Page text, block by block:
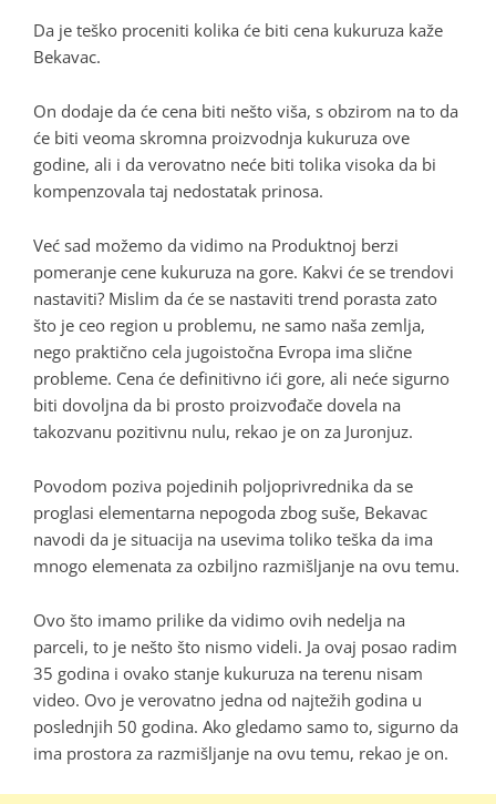
Da je teško proceniti kolika će biti cena kukuruza kaže
Bekavac.
On dodaje da će cena biti nešto viša, s obzirom na to da
će biti veoma skromna proizvodnja kukuruza ove
godine, ali i da verovatno neće biti tolika visoka da bi
kompenzovala taj nedostatak prinosa.
Već sad možemo da vidimo na Produktnoj berzi
pomeranje cene kukuruza na gore. Kakvi će se trendovi
nastaviti? Mislim da će se nastaviti trend porasta zato
što je ceo region u problemu, ne samo naša zemlja,
nego praktično cela jugoistočna Evropa ima slične
probleme. Cena će definitivno ići gore, ali neće sigurno
biti dovoljna da bi prosto proizvođače dovela na
takozvanu pozitivnu nulu, rekao je on za Juronjuz.
Povodom poziva pojedinih poljoprivrednika da se
proglasi elementarna nepogoda zbog suše, Bekavac
navodi da je situacija na usevima toliko teška da ima
mnogo elemenata za ozbiljno razmišljanje na ovu temu.
Ovo što imamo prilike da vidimo ovih nedelja na
parceli, to je nešto što nismo videli. Ja ovaj posao radim
35 godina i ovako stanje kukuruza na terenu nisam
video. Ovo je verovatno jedna od najtežih godina u
poslednjih 50 godina. Ako gledamo samo to, sigurno da
ima prostora za razmišljanje na ovu temu, rekao je on.